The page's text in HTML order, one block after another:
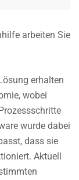
arbeiten Sie
erhalten
wobei
wurde dabei
dass sie
Aktuell